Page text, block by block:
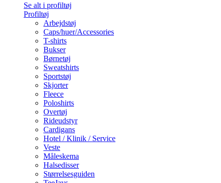
Se alt i profiltøj
Profiltøj
Arbejdstøj
Caps/huer/Accessories
T-shirts
Bukser
Børnetøj
Sweatshirts
Sportstøj
Skjorter
Fleece
Poloshirts
Overtøj
Rideudstyr
Cardigans
Hotel / Klinik / Service
Veste
Måleskema
Halsedisser
Størrelsesguiden